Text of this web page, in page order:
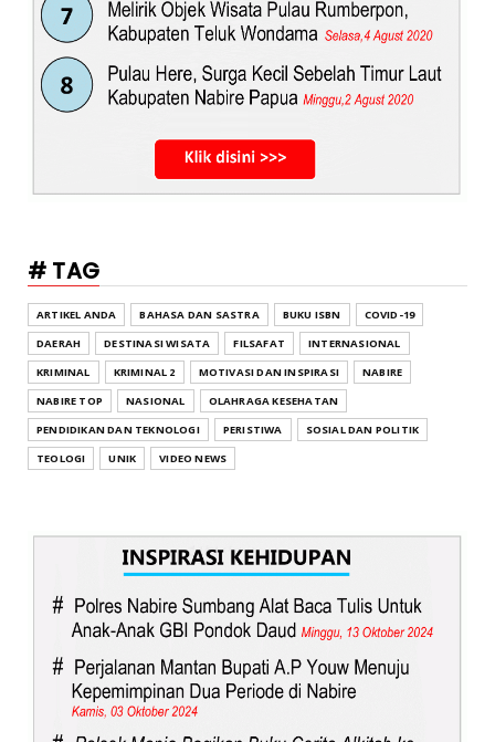
# TAG
ARTIKEL ANDA BAHASA DAN SASTRA BUKU ISBN
COVID-19
DAERAH
DESTINASI WISATA FILSAFAT
INTERNASIONAL
KRIMINAL
KRIMINAL 2 MOTIVASI DAN INSPIRASI
NABIRE
NABIRE TOP
NASIONAL
OLAHRAGA KESEHATAN
PENDIDIKAN DAN TEKNOLOGI
PERISTIWA
SOSIAL DAN POLITIK
TEOLOGI
UNIK VIDEO NEWS